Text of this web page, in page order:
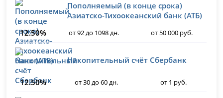
Пополняемый (в конце срока)
Азиатско-Тихоокеанский банк (АТБ)
12.50%
от 92 до 1098 дн. от 50 000 руб.
Накопительный счёт Сбербанк
12.50% от 30 до 60 дн. от 1 руб.